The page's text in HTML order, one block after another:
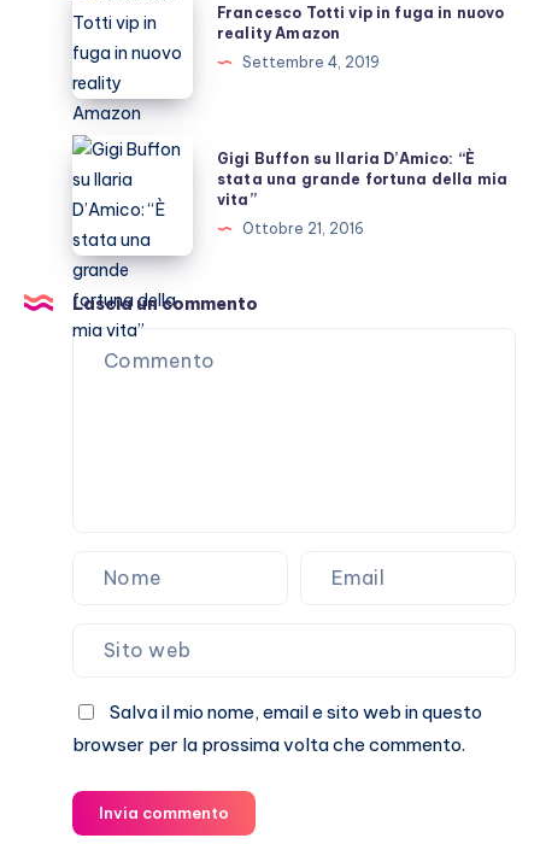
sposano
Totti
vip
in
fuga
in
nuovo
reality
Amazon
Francesco Totti vip in fuga in nuovo
reality Amazon
Settembre 4, 2019
Gigi
Buffon
su
Ilaria
D’Amico:
“È
stata
Gigi Buffon su Ilaria D’Amico: “È
stata una grande fortuna della mia
vita”
Ottobre 21, 2016
Lascia un commento
Salva il mio nome, email e sito web in questo
browser per la prossima volta che commento.
Invia commento